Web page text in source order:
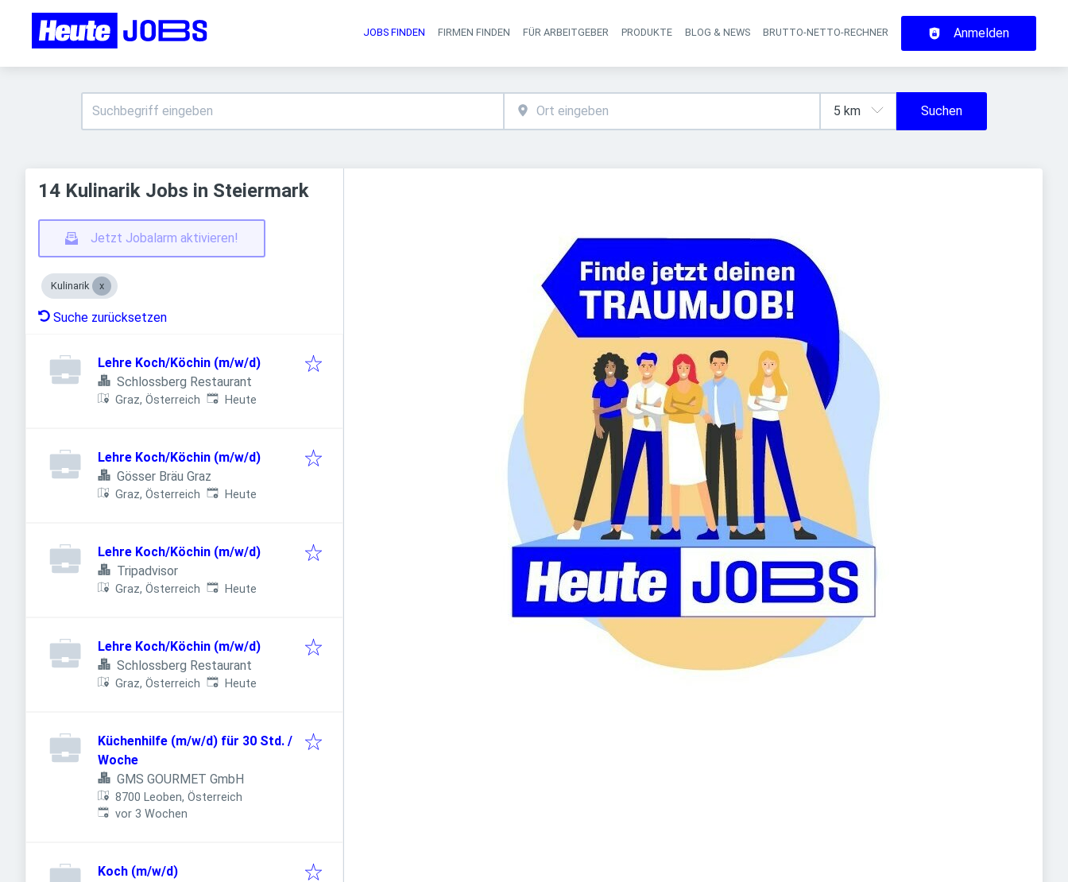
Haupt-Navigation
JOBS FINDEN FIRMEN FINDEN FÜR ARBEITGEBER PRODUKTE BLOG & NEWS BRUTTO-NETTO-RECHNER Anmelden
Suchen
14 Kulinarik Jobs in Steiermark
Jetzt Jobalarm aktivieren!
Kulinarik
Suche zurücksetzen
Lehre Koch/Köchin (m/w/d)
Schlossberg Restaurant
Graz, Österreich Veröffentlicht
Heute
Lehre Koch/Köchin (m/w/d)
Gösser Bräu Graz
Graz, Österreich Veröffentlicht
Heute
Lehre Koch/Köchin (m/w/d)
Tripadvisor
Graz, Österreich Veröffentlicht
Heute
Lehre Koch/Köchin (m/w/d)
Schlossberg Restaurant
Graz, Österreich Veröffentlicht
Heute
Küchenhilfe (m/w/d) für 30 Std. /
Woche
GMS GOURMET GmbH
8700 Leoben, Österreich
Veröffentlicht:
vor 3 Wochen
Koch (m/w/d)